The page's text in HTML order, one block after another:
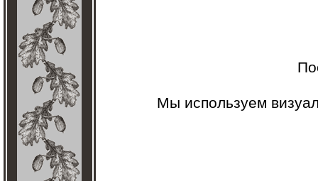
Мы используем